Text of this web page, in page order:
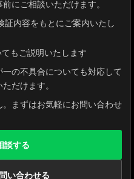
にご相談いただけます。
証内容をもとにご案内いたし
もご説明いたします
の不具合についても対応して
だけます。
まずはお気軽にお問い合わせ
談する
い合わせる